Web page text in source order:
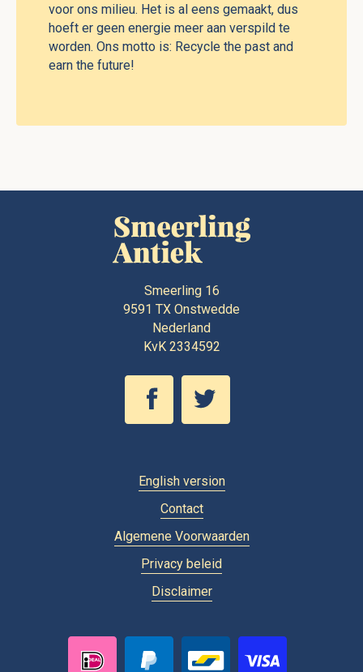
voor ons milieu. Het is al eens gemaakt, dus
hoeft er geen energie meer aan verspild te
worden. Ons motto is: Recycle the past and
earn the future!
Smeerling 16
9591 TX Onstwedde
Nederland
KvK 2334592
English version
Contact
Algemene Voorwaarden
Privacy beleid
Disclaimer